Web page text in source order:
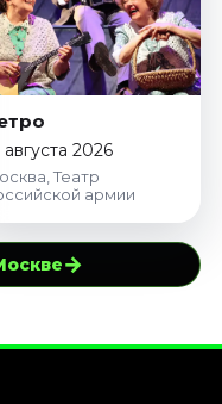
августа 2026
Театр
армии
→